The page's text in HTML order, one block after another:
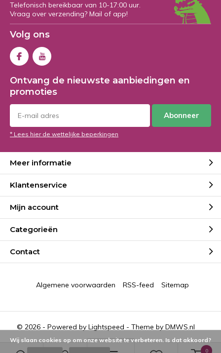
0
Telefonisch bereikbaar van 10-17:00 uur.
Vraag over verzending? Mail of app!
Volg ons
Ontvang de nieuwste aanbiedingen en
promoties
Abonneer
* Lees hier de wettelijke beperkingen
Meer informatie
Klantenservice
Mijn account
Categorieën
Contact
© 2026 - Powered by Lightspeed - Theme by DMWS.nl
Algemene voorwaarden RSS-feed Sitemap
Wij slaan cookies op om onze website te verbeteren. Is dat akkoord?